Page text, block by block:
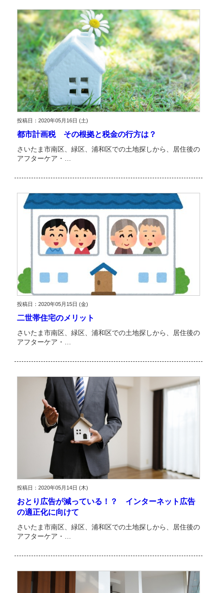
投稿日：2020年05月16日 (土)
都市計画税 その根拠と税金の行方は？
さいたま市南区、緑区、浦和区での土地探しから、居住後の
アフターケア・…
投稿日：2020年05月15日 (金)
二世帯住宅のメリット
さいたま市南区、緑区、浦和区での土地探しから、居住後の
アフターケア・…
投稿日：2020年05月14日 (木)
おとり広告が減っている！？ インターネット広告
の適正化に向けて
さいたま市南区、緑区、浦和区での土地探しから、居住後の
アフターケア・…